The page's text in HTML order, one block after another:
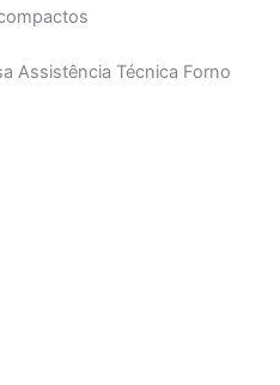
Assistência Técnica Forno